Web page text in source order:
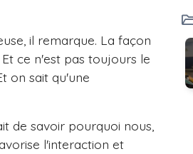
il remarque. La façon
ce n'est pas toujours le
on sait qu'une
de savoir pourquoi nous,
l'interaction et